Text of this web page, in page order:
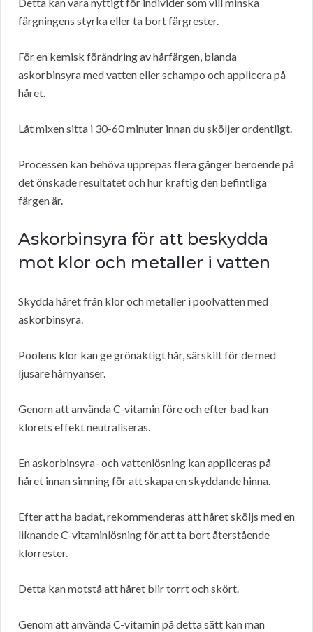
färgningens styrka eller ta bort färgrester.
För en kemisk förändring av hårfärgen, blanda
askorbinsyra med vatten eller schampo och applicera på
håret.
Låt mixen sitta i 30-60 minuter innan du sköljer ordentligt.
Processen kan behöva upprepas flera gånger beroende på
det önskade resultatet och hur kraftig den befintliga
färgen är.
Askorbinsyra för att beskydda
mot klor och metaller i vatten
Skydda håret från klor och metaller i poolvatten med
askorbinsyra.
Poolens klor kan ge grönaktigt hår, särskilt för de med
ljusare hårnyanser.
Genom att använda C-vitamin före och efter bad kan
klorets effekt neutraliseras.
En askorbinsyra- och vattenlösning kan appliceras på
håret innan simning för att skapa en skyddande hinna.
Efter att ha badat, rekommenderas att håret sköljs med en
liknande C-vitaminlösning för att ta bort återstående
klorrester.
Detta kan motstå att håret blir torrt och skört.
Genom att använda C-vitamin på detta sätt kan man